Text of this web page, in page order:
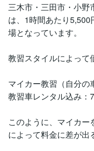
三木市・三田市・小野
は、1時間あたり
場となっています。
教習スタイルによって
マイカー教習（自分の
教習車レンタル込み：
このように、マイカ
によって料金に差が出